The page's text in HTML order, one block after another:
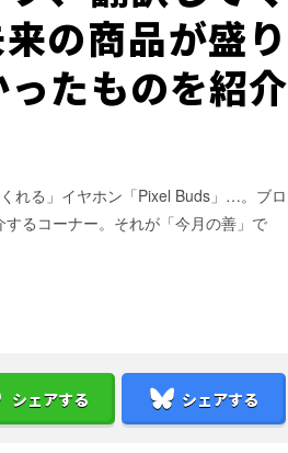
の商品が盛り
たものを紹介
れる」イヤホン「Pixel Buds」…。ブロ
るコーナー。それが「今月の善」で
シェアする シェアする